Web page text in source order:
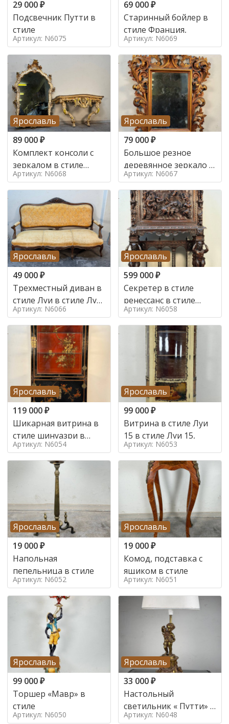
29 000₽
Подсвечник Путти в
стиле
Артикул: N6075
69 000₽
Старинный бойлер в
стиле Франция,
Артикул: N6069
Ярославль
89 000₽
Комплект консоли с
зеркалом в стиле
ренессанс,
Артикул: N6068
Ярославль
79 000₽
Большое резное
деревянное зеркало с
золочением в стиле
Артикул: N6067
Ярославль
49 000₽
Трехместный диван в
стиле Луи в стиле Луи
16,
Артикул: N6066
Ярославль
599 000₽
Секретер в стиле
ренессанс в стиле
ренессанс, 19 век
Артикул: N6058
Ярославль
119 000₽
Шикарная витрина в
стиле шинуазри в
стиле шинуазри,
Артикул: N6054
Ярославль
99 000₽
Витрина в стиле Луи
15 в стиле Луи 15,
Артикул: N6053
Ярославль
19 000₽
Напольная
пепельница в стиле
Артикул: N6052
Ярославль
19 000₽
Комод, подставка с
ящиком в стиле
Артикул: N6051
Ярославль
99 000₽
Торшер «Мавр» в
стиле
Артикул: N6050
Ярославль
33 000₽
Настольный
светильник « Путти» в
стиле
Артикул: N6048